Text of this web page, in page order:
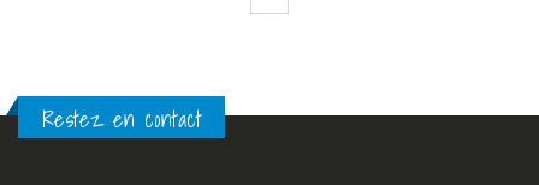
Restez en contact